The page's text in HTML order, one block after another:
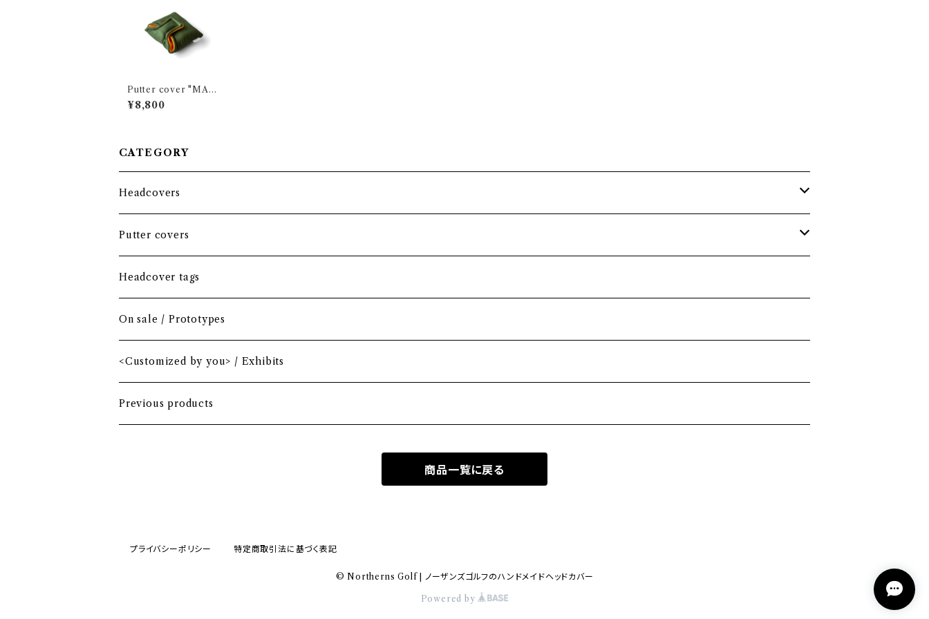
Putter cover "MA-
1" SAGE GREEN / La
rge mallet
¥8,800
CATEGORY
Headcovers
Headcover bundle
Driver
Mini Driver (Option)
Fairway wood
Hybrid
Putter covers
Blade
Small mallet
Mid mallet
Large mallet
Headcover tags
On sale / Prototypes
<Customized by you> / Exhibits
Previous products
商品一覧に戻る
プライバシーポリシー 特定商取引法に基づく表記
© Northerns Golf | ノーザンズゴルフのハンドメイドヘッドカバー
Powered by